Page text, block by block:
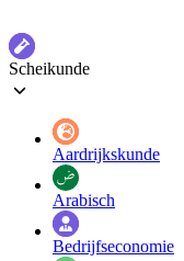
Scheikunde
Aardrijkskunde
Arabisch
Bedrijfseconomie